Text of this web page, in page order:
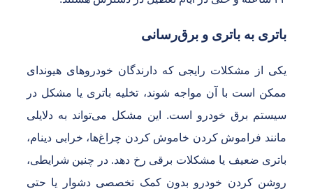
به باتری و برق‌رسانی
از مشکلات رایجی که دارندگان خودروهای هیوندای
است با آن مواجه شوند، تخلیه باتری یا مشکل در
برق خودرو است. این مشکل می‌تواند به دلایلی
فراموش کردن خاموش کردن چراغ‌ها، خرابی دینام،
ضعیف یا مشکلات برقی رخ دهد. در چنین شرایطی،
کردن خودرو بدون کمک تخصصی دشوار یا حتی